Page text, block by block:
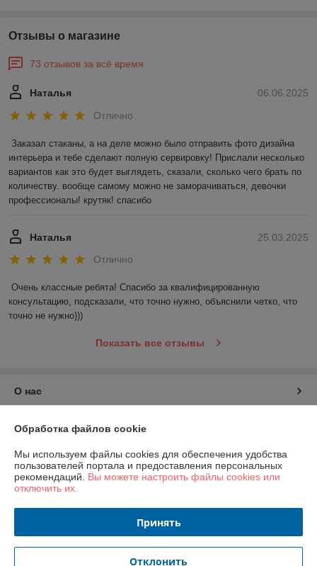
Отзывы о магазине
73 отзывов за всё время
06.06.2025
Наталья
Отлично
Заказал стаканы, а на деле можно было отправить фото дизайна
интерьера и тебе сделают полную сервировку! Прислали несколько
вариантов как это будет выглядеть, сказали, сколько чего брать по
количеству. вообще самому можно не заморачиваться, девочки
профессионалы! крутяк! спасибо
25.03.2025
Наталья
Отлично
Очень классные ребята! Спасибо за квалифицированную
консультацию, подсказали, что точно нужно, объяснили четко, что
точно не нужно)))
Показать все отзывы
О нас
Контакты
Доставка и оплата
График работы
Политика обработки cookies
Обработка файлов cookie
Мы используем файлы cookies для обеспечения удобства
пользователей портала и предоставления персональных
рекомендаций. Вы можете настроить файлы cookies или
отключить их.
Принять
Отклонить